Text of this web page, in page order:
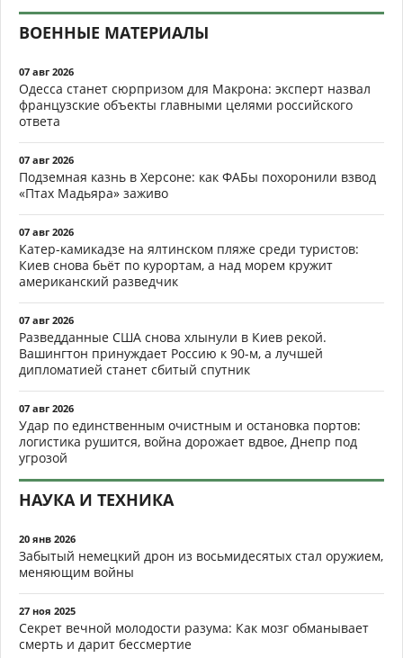
ВОЕННЫЕ МАТЕРИАЛЫ
07 авг 2026
Одесса станет сюрпризом для Макрона: эксперт назвал
французские объекты главными целями российского
ответа
07 авг 2026
Подземная казнь в Херсоне: как ФАБы похоронили взвод
«Птах Мадьяра» заживо
07 авг 2026
Катер-камикадзе на ялтинском пляже среди туристов:
Киев снова бьёт по курортам, а над морем кружит
американский разведчик
07 авг 2026
Разведданные США снова хлынули в Киев рекой.
Вашингтон принуждает Россию к 90-м, а лучшей
дипломатией станет сбитый спутник
07 авг 2026
Удар по единственным очистным и остановка портов:
логистика рушится, война дорожает вдвое, Днепр под
угрозой
НАУКА И ТЕХНИКА
20 янв 2026
Забытый немецкий дрон из восьмидесятых стал оружием,
меняющим войны
27 ноя 2025
Секрет вечной молодости разума: Как мозг обманывает
смерть и дарит бессмертие